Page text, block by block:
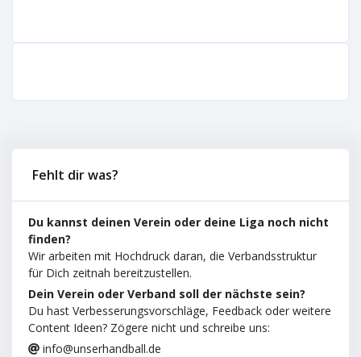
Fehlt dir was?
Du kannst deinen Verein oder deine Liga noch nicht
finden?
Wir arbeiten mit Hochdruck daran, die Verbandsstruktur
für Dich zeitnah bereitzustellen.
Dein Verein oder Verband soll der nächste sein?
Du hast Verbesserungsvorschläge, Feedback oder weitere
Content Ideen? Zögere nicht und schreibe uns:
info@unserhandball.de